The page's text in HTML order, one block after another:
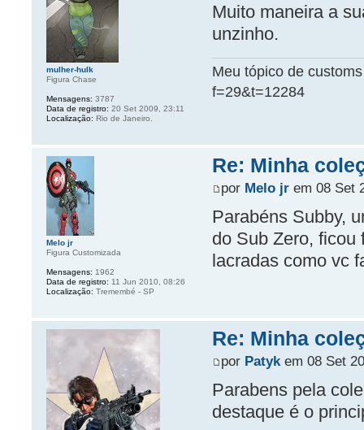
Muito maneira a
unzinho.
Meu tópico de
f=29&t=12284
mulher-hulk
Figura Chase
Mensagens: 3787
Data de registro: 20 Set 2009, 23:11
Localização: Rio de Janeiro.
Re: Minha
por Melo jrem 08 Set
Parabéns Subby,
do Sub Zero, ficou
lacradas como vc
Melo jr
Figura Customizada
Mensagens: 1962
Data de registro: 11 Jun 2010, 08:26
Localização: Tremembé - SP
Re: Minha
por Patykem 08 Set
Parabens pela
destaque é o